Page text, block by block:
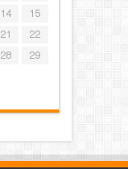
14
15
21
22
28
29